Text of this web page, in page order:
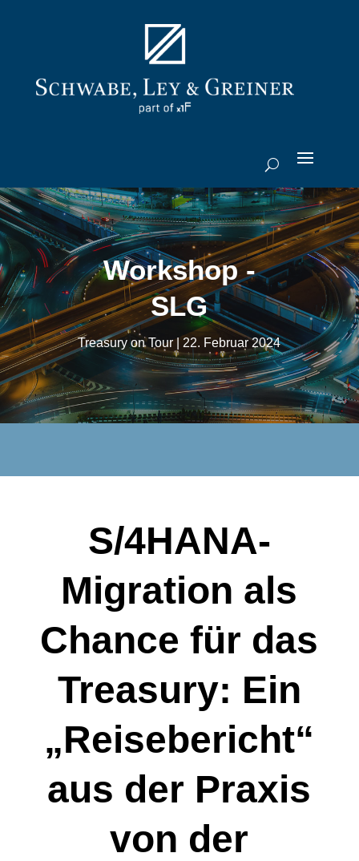
Workshop -
SLG
Treasury on Tour | 22. Februar 2024
S/4HANA-
Migration als
Chance für das
Treasury: Ein
„Reisebericht“
aus der Praxis
von der